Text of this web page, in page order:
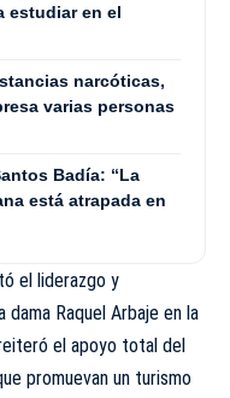
estudiar en el
narcóticas,
varias personas
Badía: “La
está atrapada en
el liderazgo y
Raquel Arbaje en la
el apoyo total del
promuevan un turismo